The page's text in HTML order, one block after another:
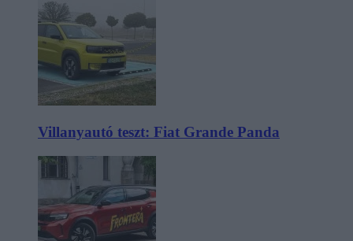
Villanyautó teszt: Fiat Grande Panda